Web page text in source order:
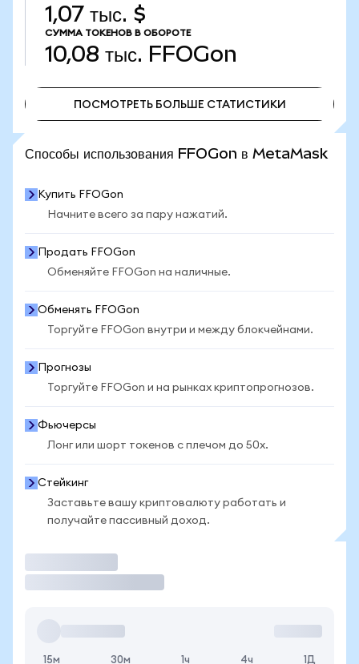
1,07 тыс. $
СУММА ТОКЕНОВ В ОБОРОТЕ
10,08 тыс. FFOGon
ПОСМОТРЕТЬ БОЛЬШЕ СТАТИСТИКИ
Способы использования FFOGon в MetaMask
Купить FFOGon
Начните всего за пару нажатий.
Продать FFOGon
Обменяйте FFOGon на наличные.
Обменять FFOGon
Торгуйте FFOGon внутри и между блокчейнами.
Прогнозы
Торгуйте FFOGon и на рынках криптопрогнозов.
Фьючерсы
Лонг или шорт токенов с плечом до 50x.
Стейкинг
Заставьте вашу криптовалюту работать и
получайте пассивный доход.
15м 30м 1ч 4ч 1Д